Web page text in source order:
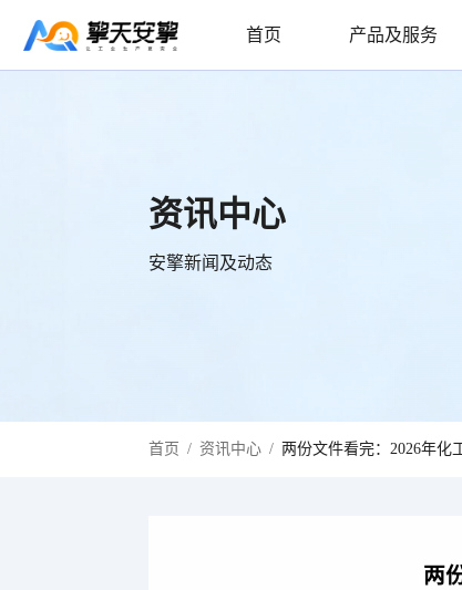
首页 产品及服务
资讯中心
安擎新闻及动态
首页 / 资讯中心 / 两份文件看完：2026年化
两